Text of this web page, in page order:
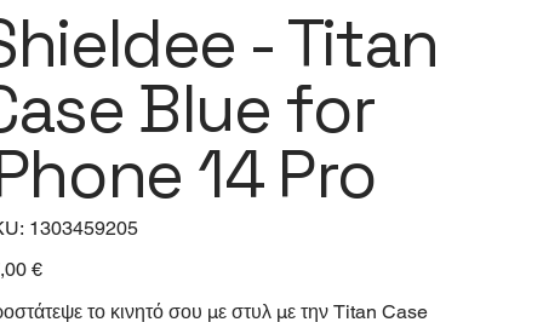
- Titan
Blue for
14 Pro
SKU
1303459205
1303459205
€
το κινητό σου με στυλ με την Titan Case